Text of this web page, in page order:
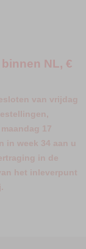
NL, €
van vrijdag
17
in week 34 aan u
in de
het inleverpunt